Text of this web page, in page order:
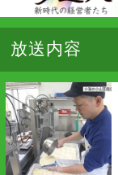
放送内容